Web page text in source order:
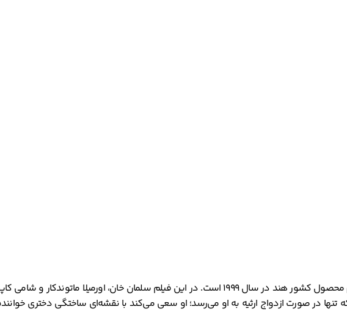
یک فیلم رومانتیک و درام به کارگردانی مشترک بابی کنت و آجای پال است. این فیلم محصول کشور هند در سال 1999 است. در این
در صورت ازدواج ارثیه به او می‌رسد؛ او سعی می‌کند با نقشه‌ای ساختگی دختری خواننده